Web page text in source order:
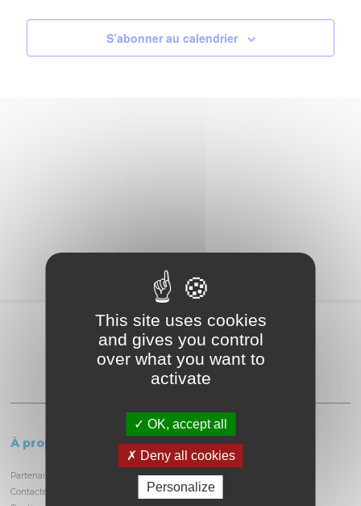
S’abonner au calendrier
Partagez
À propos
Partenaires et locataires
Contactez-nous
Le circuit
Informations pratiques
Découvrir la piste
This site uses cookies
and gives you control
over what you want to
activate
OK, accept all
Deny all cookies
Personalize